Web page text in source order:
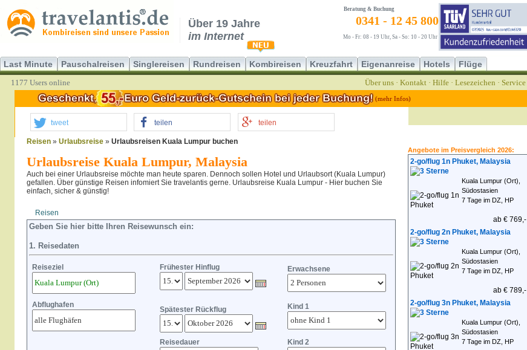
Über 19 Jahre
im Internet
Beratung & Buchung
0341 - 12 45 800
Mo - Fr: 08 - 19 Uhr, Sa - So: 10 - 20 Uhr
Last Minute Pauschalreisen Singlereisen Rundreisen Kombireisen Kreuzfahrt Eigenanreise Hotels Flüge
1177 Users online Über uns · Kontakt · Hilfe · Lesezeichen · Service
(mehr Infos)
tweet teilen teilen
Reisen » Urlaubsreise » Urlaubsreisen Kuala Lumpur buchen
Urlaubsreise Kuala Lumpur, Malaysia
Auch bei einer Urlaubsreise möchte man heute sparen. Dennoch sollen Hotel und Urlaubsort (Kuala Lumpur)
gefallen. Über günstige Reisen infomiert Sie travelantis gerne. Urlaubsreise Kuala Lumpur - Hier buchen Sie
einfach, sicher & günstig!
Reisen
Geben Sie hier bitte Ihren Reisewunsch ein:
1. Reisedaten
Reiseziel Frühester Hinflug Erwachsene
Abflughafen
Spätester Rückflug Kind 1
Reisedauer Kind 2
Angebote im Preisvergleich 2026:
2-go/flug 1n Phuket, Malaysia
Kuala Lumpur (Ort),
Südostasien
7 Tage im DZ, HP
ab € 769,-
2-go/flug 2n Phuket, Malaysia
Kuala Lumpur (Ort),
Südostasien
7 Tage im DZ, HP
ab € 789,-
2-go/flug 3n Phuket, Malaysia
Kuala Lumpur (Ort),
Südostasien
7 Tage im DZ, HP